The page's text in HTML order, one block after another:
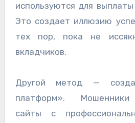
используются для
Это создает иллюзию
тех пор, пока не
вкладчиков.
Другой метод —
платформ». Мошенники
сайты с